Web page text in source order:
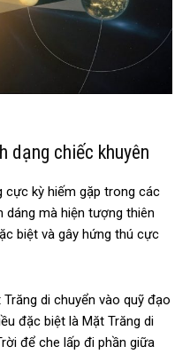
dạng chiếc khuyên
cực kỳ hiếm gặp trong các
dáng mà hiện tượng thiên
biệt và gây hứng thú cực
di chuyển vào quỹ đạo
đặc biệt là Mặt Trăng di
để che lấp đi phần giữa